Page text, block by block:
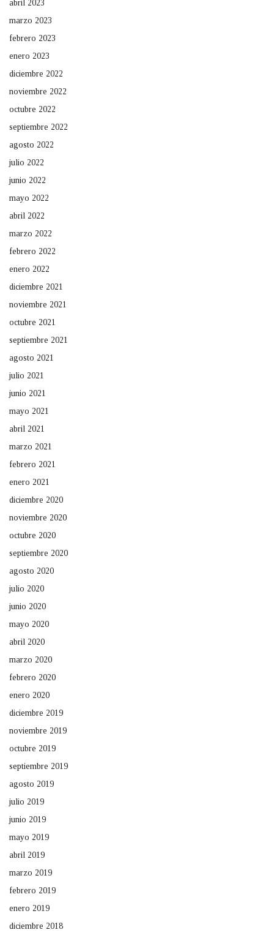
abril 2023
marzo 2023
febrero 2023
enero 2023
diciembre 2022
noviembre 2022
octubre 2022
septiembre 2022
agosto 2022
julio 2022
junio 2022
mayo 2022
abril 2022
marzo 2022
febrero 2022
enero 2022
diciembre 2021
noviembre 2021
octubre 2021
septiembre 2021
agosto 2021
julio 2021
junio 2021
mayo 2021
abril 2021
marzo 2021
febrero 2021
enero 2021
diciembre 2020
noviembre 2020
octubre 2020
septiembre 2020
agosto 2020
julio 2020
junio 2020
mayo 2020
abril 2020
marzo 2020
febrero 2020
enero 2020
diciembre 2019
noviembre 2019
octubre 2019
septiembre 2019
agosto 2019
julio 2019
junio 2019
mayo 2019
abril 2019
marzo 2019
febrero 2019
enero 2019
diciembre 2018